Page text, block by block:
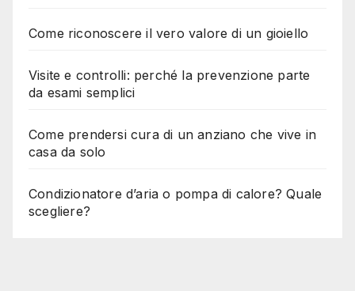
Come riconoscere il vero valore di un gioiello
Visite e controlli: perché la prevenzione parte
da esami semplici
Come prendersi cura di un anziano che vive in
casa da solo
Condizionatore d’aria o pompa di calore? Quale
scegliere?